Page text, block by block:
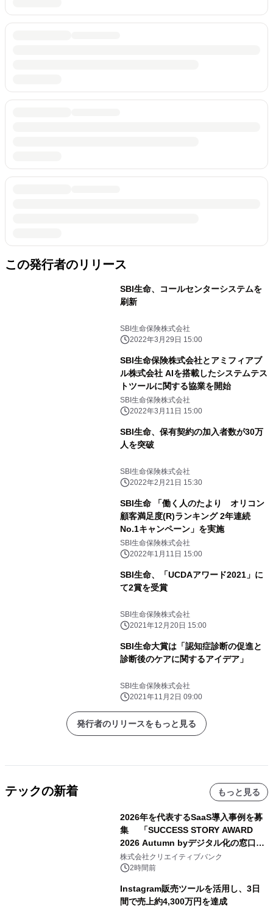
この発行者のリリース
SBI生命、コールセンターシステムを
刷新
SBI生命保険株式会社
2022年3月29日 15:00
SBI生命保険株式会社とアミフィアブ
ル株式会社 AIを搭載したシステムテス
トツールに関する協業を開始
SBI生命保険株式会社
2022年3月11日 15:00
SBI生命、保有契約の加入者数が30万
人を突破
SBI生命保険株式会社
2022年2月21日 15:30
SBI生命 「働く人のたより オリコン
顧客満足度(R)ランキング 2年連続
No.1キャンペーン」を実施
SBI生命保険株式会社
2022年1月11日 15:00
SBI生命、「UCDAアワード2021」に
て2賞を受賞
SBI生命保険株式会社
2021年12月20日 15:00
SBI⽣命⼤賞は「認知症診断の促進と
診断後のケアに関するアイデア」
SBI生命保険株式会社
2021年11月2日 09:00
発行者のリリースをもっと見る
テックの新着 もっと見る
2026年を代表するSaaS導入事例を募
集 「SUCCESS STORY AWARD
2026 Autumn byデジタル化の窓口」
開催
株式会社クリエイティブバンク
2時間前
Instagram販売ツールを活用し、3日
間で売上約4,300万円を達成